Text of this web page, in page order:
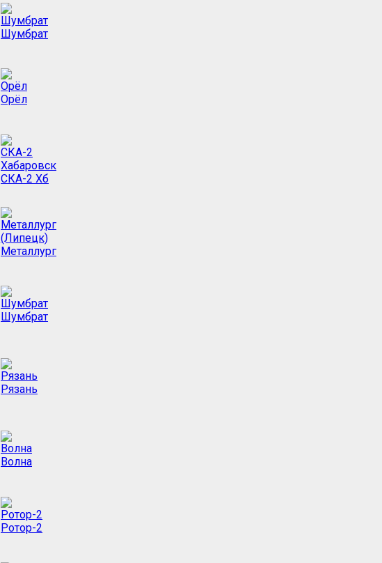
Шумбрат
Орёл
СКА-2 Хб
Металлург
Шумбрат
Рязань
Волна
Ротор-2